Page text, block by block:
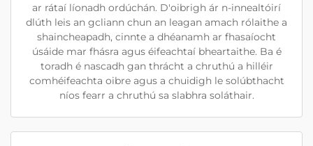
ar rátaí líonadh ordúchán. D'oibrigh ár n-innealtóirí
dlúth leis an gcliann chun an leagan amach rólaithe a
shaincheapadh, cinnte a dhéanamh ar fhasaíocht
úsáide mar fhásra agus éifeachtaí bheartaithe. Ba é
toradh é nascadh gan thrácht a chruthú a hilléir
comhéifeachta oibre agus a chuidigh le solúbthacht
níos fearr a chruthú sa slabhra soláthair.